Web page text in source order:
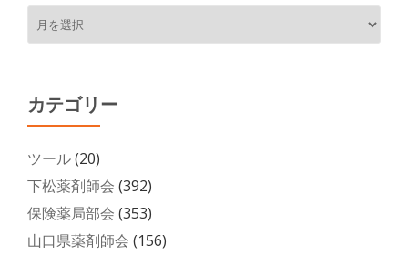
別
イ
ブ
カテゴリー
ツール(20)
下松薬剤師会 (392)
保険薬局部会 (353)
山口県薬剤師会 (156)